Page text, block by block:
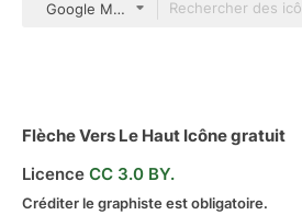
Google Material Design Monochrome
Flèche Vers Le Haut Icône gratuit
Licence CC 3.0 BY.
Créditer le graphiste est obligatoire.